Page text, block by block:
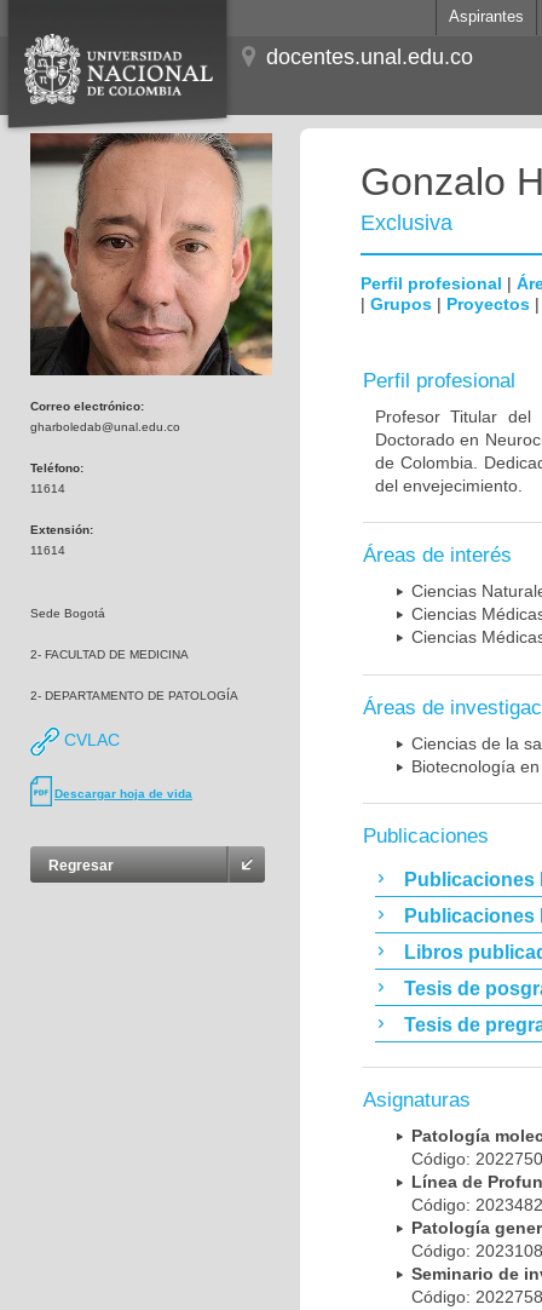
Aspirantes
docentes.unal.edu.co
Correo electrónico:
gharboledab@unal.edu.co
Teléfono:
11614
Extensión:
11614
Sede Bogotá
2- FACULTAD DE MEDICINA
2- DEPARTAMENTO DE PATOLOGÍA
CVLAC
Descargar hoja de vida
Regresar
Gonzalo
Exclusiva
Perfil profesional |
| Grupos | Proyectos
Perfil profesional
Profesor Titular
Doctorado en
de Colombia.
del envejecimiento.
Áreas de interés
Ciencias
Ciencias
Ciencias
Áreas de
Ciencias de la
Biotecnología
Publicaciones
Publicaciones
Publicaciones
Libros
Tesis de
Tesis de
Asignaturas
Patología
Código:
Línea de
Código:
Patología
Código:
Seminario de
Código: